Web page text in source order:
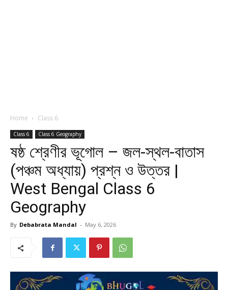
Home Class 6
Class 6 Class 6 Geography
ষষ্ঠ শ্রেণীর ভূগোল – জল-স্থল-বাতাস
(পঞ্চম অধ্যায়) প্রশ্ন ও উত্তর |
West Bengal Class 6
Geography
By Debabrata Mandal - May 6, 2026